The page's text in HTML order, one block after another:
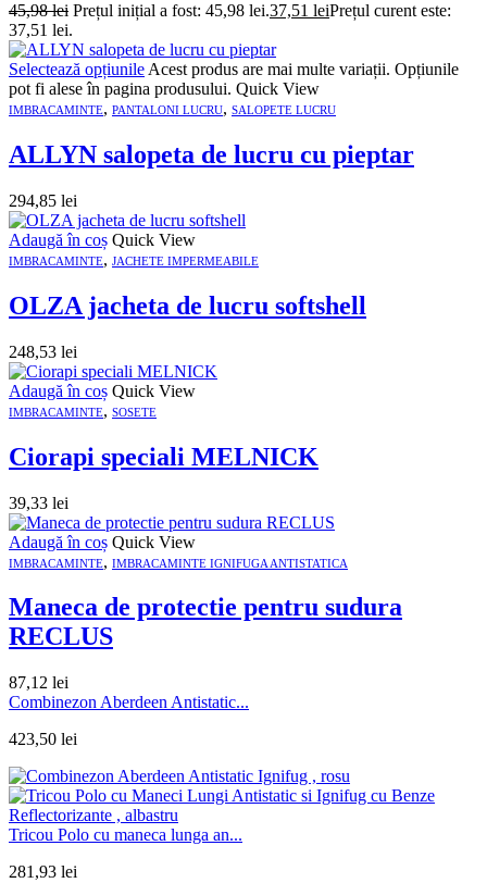
45,98lei Prețul inițial a fost: 45,98 lei.37,51 leiPrețul curent este:
37,51 lei.
Selectează opțiunile Acest produs are mai multe variații. Opțiunile
pot fi alese în pagina produsului. Quick View
IMBRACAMINTE, PANTALONI LUCRU, SALOPETE LUCRU
ALLYN salopeta de lucru cu pieptar
294,85 lei
Adaugă în coș Quick View
IMBRACAMINTE, JACHETE IMPERMEABILE
OLZA jacheta de lucru softshell
248,53 lei
Adaugă în coș Quick View
IMBRACAMINTE, SOSETE
Ciorapi speciali MELNICK
39,33 lei
Adaugă în coș Quick View
IMBRACAMINTE, IMBRACAMINTE IGNIFUGA ANTISTATICA
Maneca de protectie pentru sudura
RECLUS
87,12 lei
Combinezon Aberdeen Antistatic...
423,50 lei
Tricou Polo cu maneca lunga an...
281,93 lei